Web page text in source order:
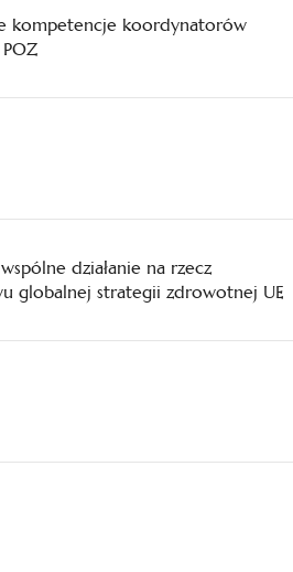
kompetencje koordynatorów
działanie na rzecz
globalnej strategii zdrowotnej UE